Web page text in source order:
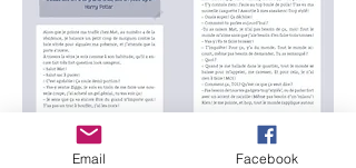
Email Facebook